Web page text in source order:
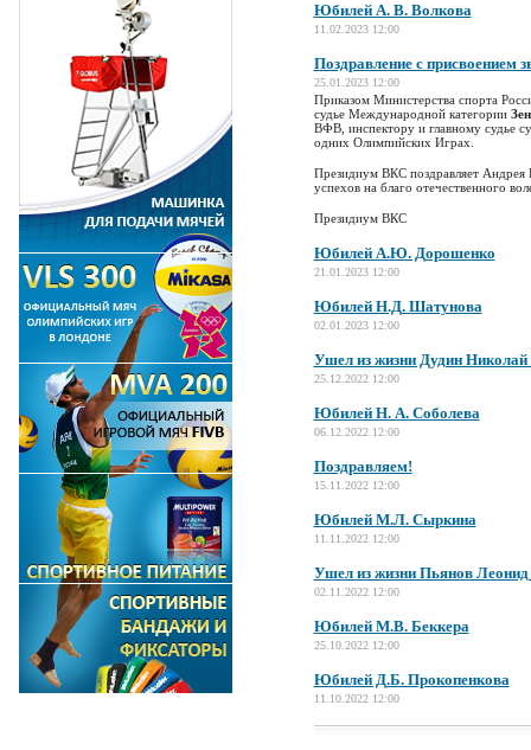
Юбилей А. В. Волкова
11.02.2023 12:00
Поздравление с присвоением
25.01.2023 12:00
Приказом Министерства спорта
судье Международной категории
ВФВ, инспектору и главному судье
одних Олимпийских Играх.
Президиум ВКС поздравляет Андрея
успехов на благо отечественного
Президиум ВКС
Юбилей А.Ю. Дорошенко
21.01.2023 12:00
Юбилей Н.Д. Шатунова
02.01.2023 12:00
Ушел из жизни Дудин
25.12.2022 12:00
Юбилей Н. А. Соболева
06.12.2022 12:00
Поздравляем!
15.11.2022 12:00
Юбилей М.Л. Сыркина
11.11.2022 12:00
Ушел из жизни Пьянов
02.11.2022 12:00
Юбилей М.В. Беккера
25.10.2022 12:00
Юбилей Д.Б. Прокопенкова
11.10.2022 12:00